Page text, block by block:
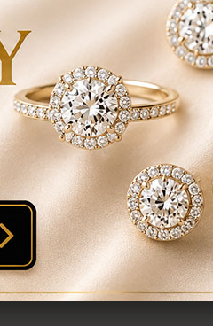
A TERMÉK,
darab
1
anyaga:
18 karátos
színe:
mint a képen
méret:
nem tudom